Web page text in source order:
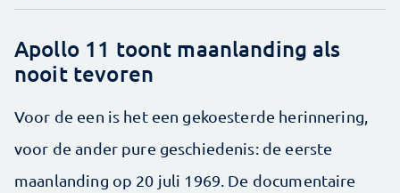
Apollo 11 toont maanlanding als
nooit tevoren
Voor de een is het een gekoesterde herinnering,
voor de ander pure geschiedenis: de eerste
maanlanding op 20 juli 1969. De documentaire